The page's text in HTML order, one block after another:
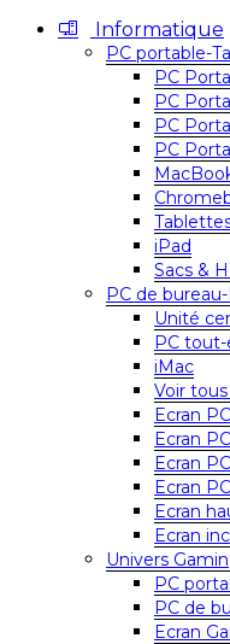
Informatique
PC portable-
PC
PC
PC
PC
iPad
Sacs &
PC de
Unité
PC tout-
iMac
Voir
Ecran
Ecran
Ecran
Ecran
Ecran
Ecran
Univers
PC
PC de
Ecran